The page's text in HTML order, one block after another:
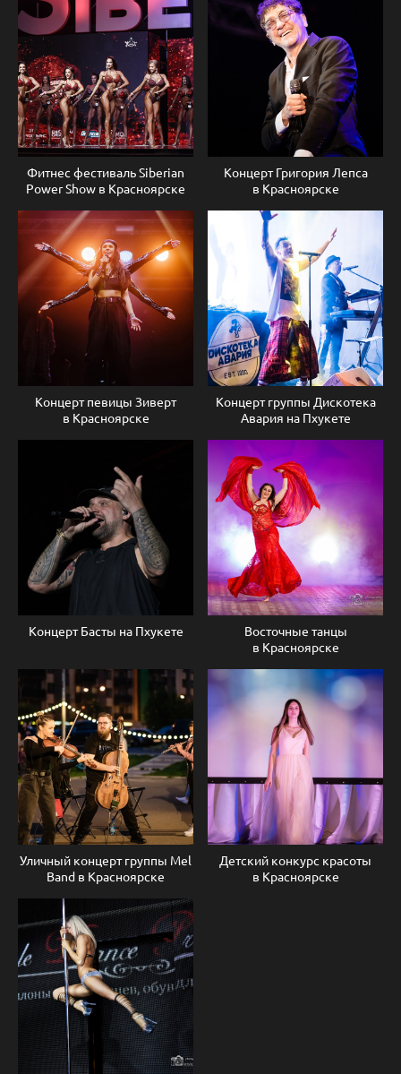
Фитнес фестиваль Siberian
Power Show в Красноярске
Концерт Григория Лепса
в Красноярске
Концерт певицы Зиверт
в Красноярске
Концерт группы Дискотека
Авария на Пхукете
Концерт Басты на Пхукете
Восточные танцы
в Красноярске
Уличный концерт группы Мel
Band в Красноярске
Детский конкурс красоты
в Красноярске